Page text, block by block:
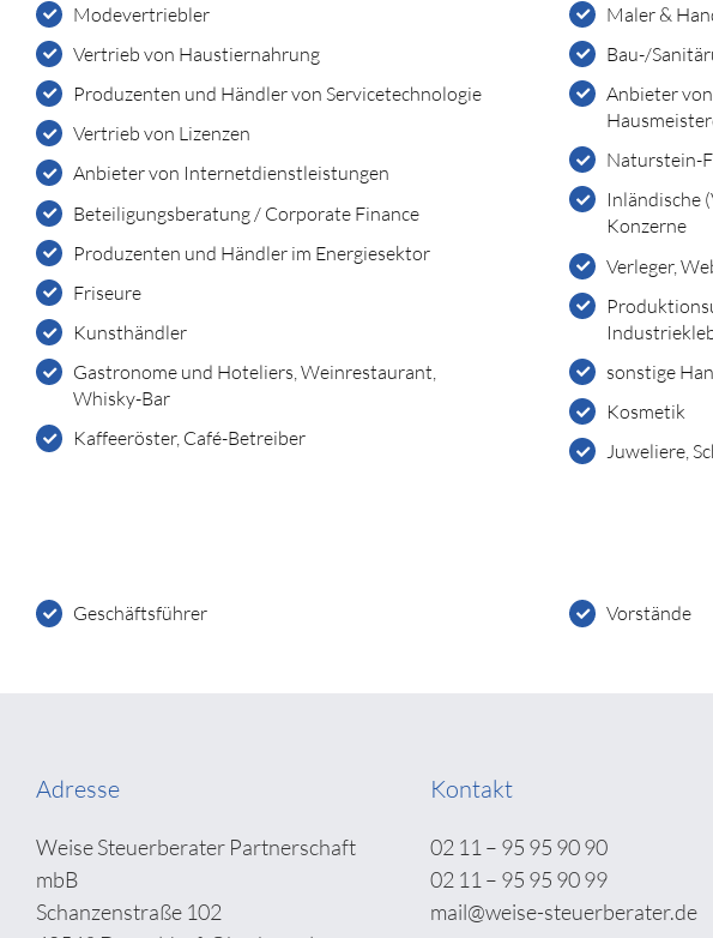
Modevertriebler
Vertrieb von Haustiernahrung
Produzenten und Händler von Servicetechnologie
Vertrieb von Lizenzen
Anbieter von Internetdienstleistungen
Beteiligungsberatung / Corporate Finance
Produzenten und Händler im Energiesektor
Friseure
Kunsthändler
Gastronome und Hoteliers, Weinrestaurant,
Whisky-Bar
Kaffeeröster, Café-Betreiber
Maler &
Bau-/
Anbieter
Naturstein-
Inländische
Konzerne
Verleger,
sonstige
Kosmetik
Juweliere,
Geschäftsführer Vorstände
Adresse
Weise Steuerberater Partnerschaft
mbB
Schanzenstraße 102
Kontakt
02 11 – 95 95 90 90
02 11 – 95 95 90 99
mail@weise-steuerberater.de